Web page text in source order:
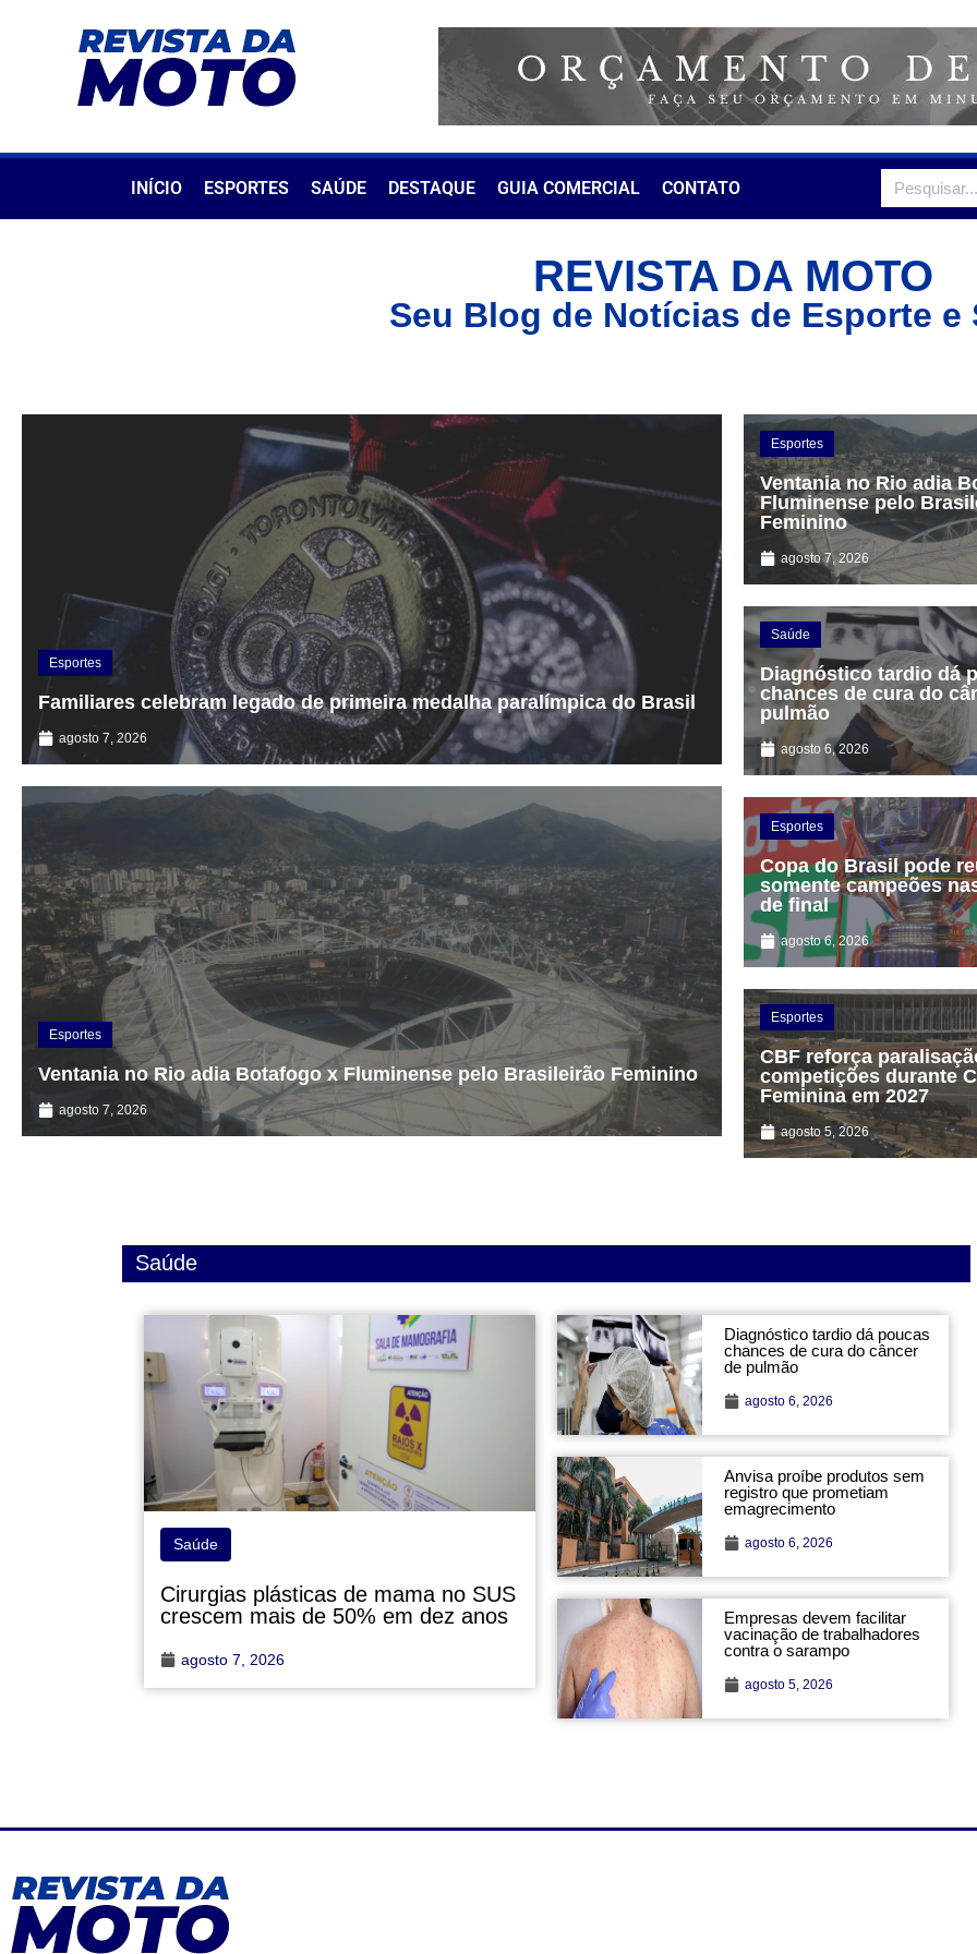
INÍCIO ESPORTES SAÚDE DESTAQUE GUIA COMERCIAL CONTATO
REVISTA DA MOTO
Seu Blog de Notícias de Esporte e
Esportes
Familiares celebram legado de primeira medalha paralímpica do Brasil
agosto 7, 2026
Esportes
Ventania no Rio adia Botafogo x Fluminense pelo Brasileirão Feminino
agosto 7, 2026
Esportes
Ventania no Rio adia
Fluminense pelo
Feminino
agosto 7, 2026
Saúde
Diagnóstico tardio dá
chances de cura do
pulmão
agosto 6, 2026
Esportes
Copa do Brasil pode
somente campeões
de final
agosto 6, 2026
Esportes
CBF reforça
competições durante
Feminina em 2027
agosto 5, 2026
Saúde
Saúde
Cirurgias plásticas de mama no SUS
crescem mais de 50% em dez anos
agosto 7, 2026
Diagnóstico tardio dá poucas
chances de cura do câncer
de pulmão
agosto 6, 2026
Anvisa proíbe produtos sem
registro que prometiam
emagrecimento
agosto 6, 2026
Empresas devem facilitar
vacinação de trabalhadores
contra o sarampo
agosto 5, 2026